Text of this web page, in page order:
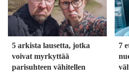
5 arkista lausetta, jotka
voivat myrkyttää
parisuhteen vähitellen
7